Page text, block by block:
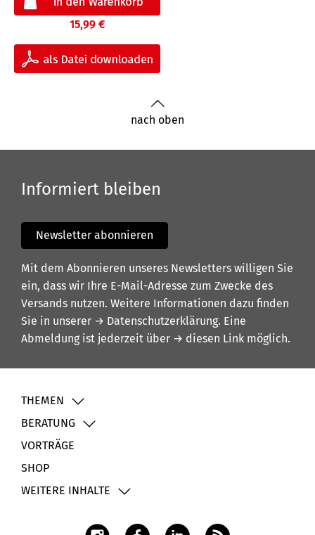
15,99 €
nach oben
Informiert bleiben
Newsletter abonnieren
Mit dem Abonnieren unseres Newsletters willigen Sie
ein, dass wir Ihre E-Mail-Adresse zum Zwecke des
Versands nutzen. Weitere Informationen dazu finden
Sie in unserer → Datenschutzerklärung. Eine
Abmeldung ist jederzeit über → diesen Link möglich.
THEMEN
BERATUNG
VORTRÄGE
SHOP
WEITERE INHALTE